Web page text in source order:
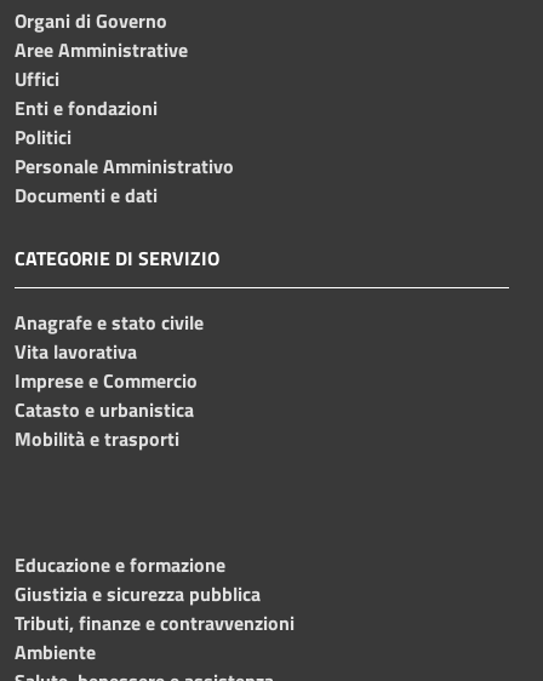
Organi di Governo
Aree Amministrative
Uffici
Enti e fondazioni
Politici
Personale Amministrativo
Documenti e dati
CATEGORIE DI SERVIZIO
Anagrafe e stato civile
Vita lavorativa
Imprese e Commercio
Catasto e urbanistica
Mobilità e trasporti
Educazione e formazione
Giustizia e sicurezza pubblica
Tributi, finanze e contravvenzioni
Ambiente